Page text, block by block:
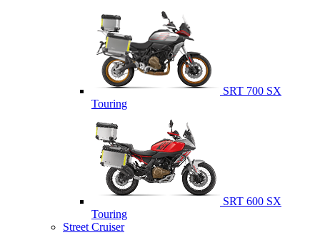
SRT 700 SX
Touring
SRT 600 SX
Touring
Street Cruiser